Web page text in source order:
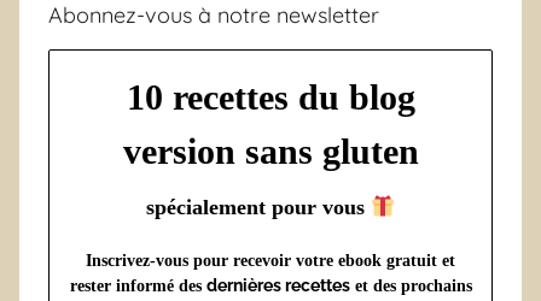
Abonnez-vous à notre newsletter
10 recettes du blog
version sans gluten
spécialement pour vous
Inscrivez-vous pour recevoir votre ebook gratuit et
rester informé des dernières recettes et des prochains